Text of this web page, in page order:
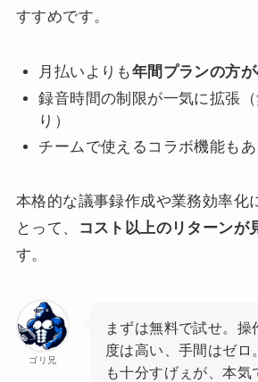
すすめです。
月払いよりも年間プランの方
録音時間の制限が一気に拡張
り）
チームで使えるコラボ機能もあ
本格的な議事録作成や業務効率化
とって、
コスト以上のリターンが
す。
ゴリ兄
まずは無料で試せ。操
度は高い、手間はゼロ
も十分すげぇが、本気